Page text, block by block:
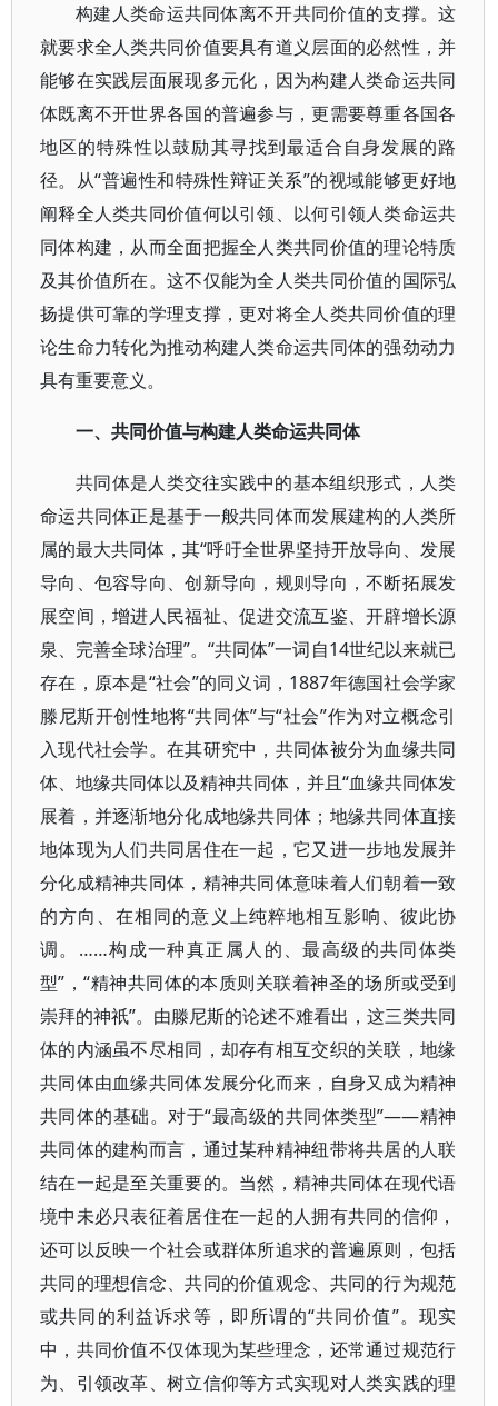
构建人类命运共同体离不开共同价值的支撑。这
就要求全人类共同价值要具有道义层面的必然性，并
能够在实践层面展现多元化，因为构建人类命运共同
体既离不开世界各国的普遍参与，更需要尊重各国各
地区的特殊性以鼓励其寻找到最适合自身发展的路
径。从“普遍性和特殊性辩证关系”的视域能够更好地
阐释全人类共同价值何以引领、以何引领人类命运共
同体构建，从而全面把握全人类共同价值的理论特质
及其价值所在。这不仅能为全人类共同价值的国际弘
扬提供可靠的学理支撑，更对将全人类共同价值的理
论生命力转化为推动构建人类命运共同体的强劲动力
具有重要意义。
一、共同价值与构建人类命运共同体
共同体是人类交往实践中的基本组织形式，人类
命运共同体正是基于一般共同体而发展建构的人类所
属的最大共同体，其“呼吁全世界坚持开放导向、发展
导向、包容导向、创新导向，规则导向，不断拓展发
展空间，增进人民福祉、促进交流互鉴、开辟增长源
泉、完善全球治理”。“共同体”一词自14世纪以来就已
存在，原本是“社会”的同义词，1887年德国社会学家
滕尼斯开创性地将“共同体”与“社会”作为对立概念引
入现代社会学。在其研究中，共同体被分为血缘共同
体、地缘共同体以及精神共同体，并且“血缘共同体发
展着，并逐渐地分化成地缘共同体；地缘共同体直接
地体现为人们共同居住在一起，它又进一步地发展并
分化成精神共同体，精神共同体意味着人们朝着一致
的方向、在相同的意义上纯粹地相互影响、彼此协
调。……构成一种真正属人的、最高级的共同体类
型”，“精神共同体的本质则关联着神圣的场所或受到
崇拜的神祇”。由滕尼斯的论述不难看出，这三类共同
体的内涵虽不尽相同，却存有相互交织的关联，地缘
共同体由血缘共同体发展分化而来，自身又成为精神
共同体的基础。对于“最高级的共同体类型”——精神
共同体的建构而言，通过某种精神纽带将共居的人联
结在一起是至关重要的。当然，精神共同体在现代语
境中未必只表征着居住在一起的人拥有共同的信仰，
还可以反映一个社会或群体所追求的普遍原则，包括
共同的理想信念、共同的价值观念、共同的行为规范
或共同的利益诉求等，即所谓的“共同价值”。现实
中，共同价值不仅体现为某些理念，还常通过规范行
为、引领改革、树立信仰等方式实现对人类实践的理